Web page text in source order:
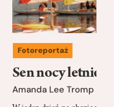
Fotoreportaż
Sen nocy letniej
Amanda Lee Tromp